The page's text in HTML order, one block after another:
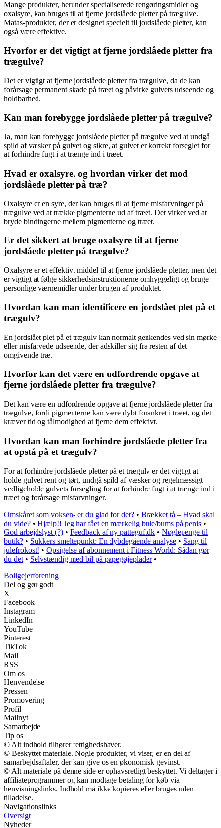
Mange produkter, herunder specialiserede rengøringsmidler og
oxalsyre, kan bruges til at fjerne jordslåede pletter på trægulve.
Matas-produkter, der er designet specielt til jordslåede pletter, kan
også være effektive.
Hvorfor er det vigtigt at fjerne jordslåede pletter fra
trægulve?
Det er vigtigt at fjerne jordslåede pletter fra trægulve, da de kan
forårsage permanent skade på træet og påvirke gulvets udseende og
holdbarhed.
Kan man forebygge jordslåede pletter på trægulve?
Ja, man kan forebygge jordslåede pletter på trægulve ved at undgå
spild af væsker på gulvet og sikre, at gulvet er korrekt forseglet for
at forhindre fugt i at trænge ind i træet.
Hvad er oxalsyre, og hvordan virker det mod
jordslåede pletter på træ?
Oxalsyre er en syre, der kan bruges til at fjerne misfarvninger på
trægulve ved at trække pigmenterne ud af træet. Det virker ved at
bryde bindingerne mellem pigmenterne og træet.
Er det sikkert at bruge oxalsyre til at fjerne
jordslåede pletter på trægulve?
Oxalsyre er et effektivt middel til at fjerne jordslåede pletter, men det
er vigtigt at følge sikkerhedsinstruktionerne omhyggeligt og bruge
personlige værnemidler under brugen af produktet.
Hvordan kan man identificere en jordslået plet på et
trægulv?
En jordslået plet på et trægulv kan normalt genkendes ved sin mørke
eller misfarvede udseende, der adskiller sig fra resten af det
omgivende træ.
Hvorfor kan det være en udfordrende opgave at
fjerne jordslåede pletter fra trægulve?
Det kan være en udfordrende opgave at fjerne jordslåede pletter fra
trægulve, fordi pigmenterne kan være dybt forankret i træet, og det
kræver tid og tålmodighed at fjerne dem effektivt.
Hvordan kan man forhindre jordslåede pletter fra
at opstå på et trægulv?
For at forhindre jordslåede pletter på et trægulv er det vigtigt at
holde gulvet rent og tørt, undgå spild af væsker og regelmæssigt
vedligeholde gulvets forsegling for at forhindre fugt i at trænge ind i
træet og forårsage misfarvninger.
Omskåret som voksen- er du glad for det? • Brækket tå – Hvad skal
du vide? • Hjælp!! Jeg har fået en mærkelig bule/bums på penis •
God arbejdslyst (?) • Feedback af ny patteguf.dk • Nøglepenge til
butik? • Sukkers smeltepunkt: En dybdegående analyse • Sang til
julefrokost! • Opsigelse af abonnement i Fitness World: Sådan gør
du det • Selvstændig med bil på papegøjeplader•
Boligejerforening
Del og gør godt
X
Facebook
Instagram
LinkedIn
YouTube
Pinterest
TikTok
Mail
RSS
Om os
Henvendelse
Pressen
Promovering
Profil
Mailnyt
Samarbejde
Tip os
© Alt indhold tilhører rettighedshaver.
© Beskyttet materiale. Nogle produkter, vi viser, er en del af
samarbejdsaftaler, der kan give os en økonomisk gevinst.
© Alt materiale på denne side er ophavsretligt beskyttet. Vi deltager i
affiliateprogrammer og kan modtage betaling for køb via
henvisningslinks. Indhold må ikke kopieres eller bruges uden
tilladelse.
Navigationslinks
Oversigt
Nyheder